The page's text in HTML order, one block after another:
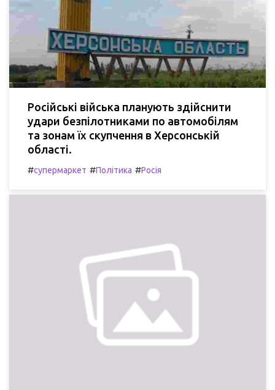
Російські війська планують здійснити
удари безпілотниками по автомобілям
та зонам їх скупчення в Херсонській
області.
#супермаркет #Політика #Росія